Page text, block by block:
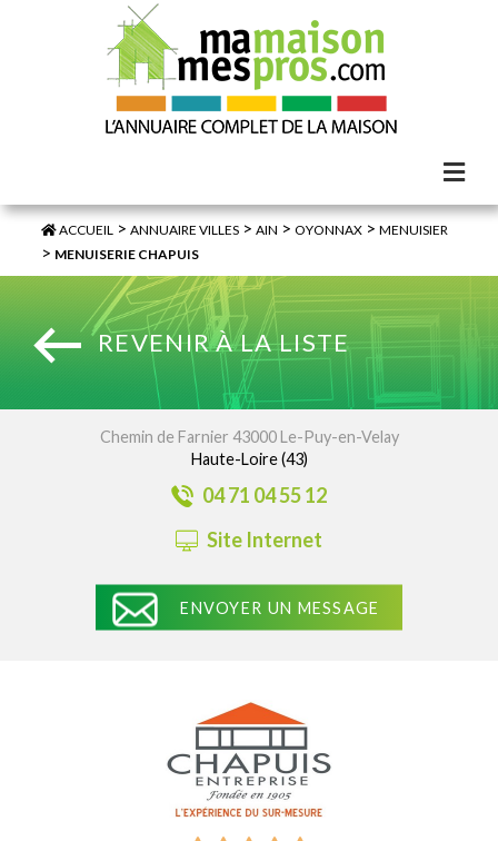
ACCUEIL >ANNUAIRE VILLES >AIN >OYONNAX >MENUISIER
> MENUISERIE CHAPUIS
REVENIR À LA LISTE
Chemin de Farnier 43000 Le-Puy-en-Velay
Haute-Loire (43)
04 71 04 55 12
Site Internet
ENVOYER UN MESSAGE